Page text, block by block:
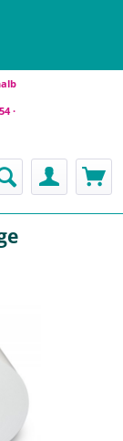
·